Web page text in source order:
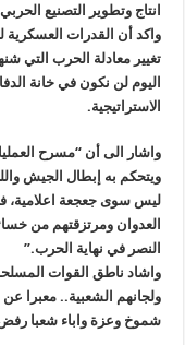
انتاج وتطوير التصنيع
واكد أن القدرات العسكرية
تغيير معادلة الحرب التي
اليوم لن نكون في خانة
الاستراتيجية.
واشار الى أن “مسرح
ويتحكم به إبطال الجيش
ليس سوى جعجعة اعلامية،
العدوان ومرتزقتهم من
النصر في نهاية الحرب.”
واشاد ناطق القوات
ولجانهم الشعبية.. معبرا عن
شموخ وعزة واباء شعبا رفض